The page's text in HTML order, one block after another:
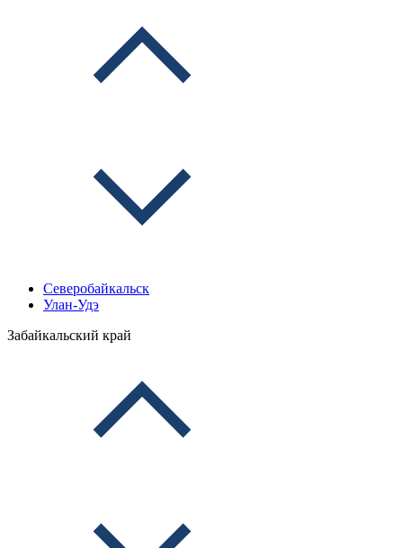
Северобайкальск
Улан-Удэ
Забайкальский край